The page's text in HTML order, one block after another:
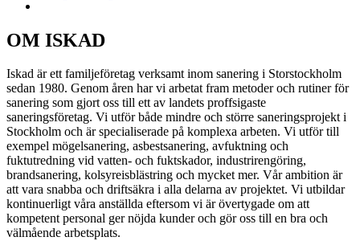
OM ISKAD
Iskad är ett familjeföretag verksamt inom sanering i Storstockholm
sedan 1980. Genom åren har vi arbetat fram metoder och rutiner för
sanering som gjort oss till ett av landets proffsigaste
saneringsföretag. Vi utför både mindre och större saneringsprojekt i
Stockholm och är specialiserade på komplexa arbeten. Vi utför till
exempel mögelsanering, asbestsanering, avfuktning och
fuktutredning vid vatten- och fuktskador, industrirengöring,
brandsanering, kolsyreisblästring och mycket mer. Vår ambition är
att vara snabba och driftsäkra i alla delarna av projektet. Vi utbildar
kontinuerligt våra anställda eftersom vi är övertygade om att
kompetent personal ger nöjda kunder och gör oss till en bra och
välmående arbetsplats.